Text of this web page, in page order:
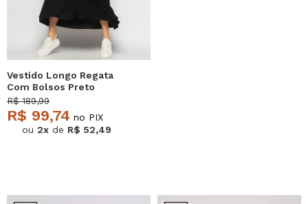
Vestido Longo Regata
Com Bolsos Preto
Salvatore
R$ 189,99
R$ 99,74 no PIX
ou 2x de R$ 52,49